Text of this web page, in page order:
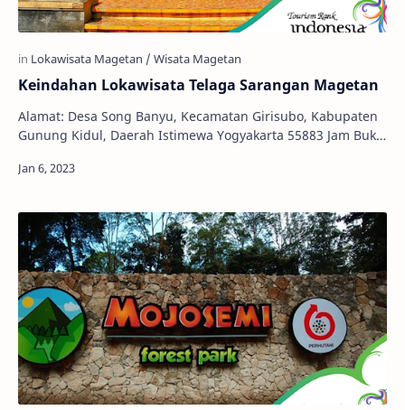
Keindahan Lokawisata Telaga Sarangan Magetan
Alamat: Desa Song Banyu, Kecamatan Girisubo, Kabupaten
Gunung Kidul, Daerah Istimewa Yogyakarta 55883 Jam Buka: